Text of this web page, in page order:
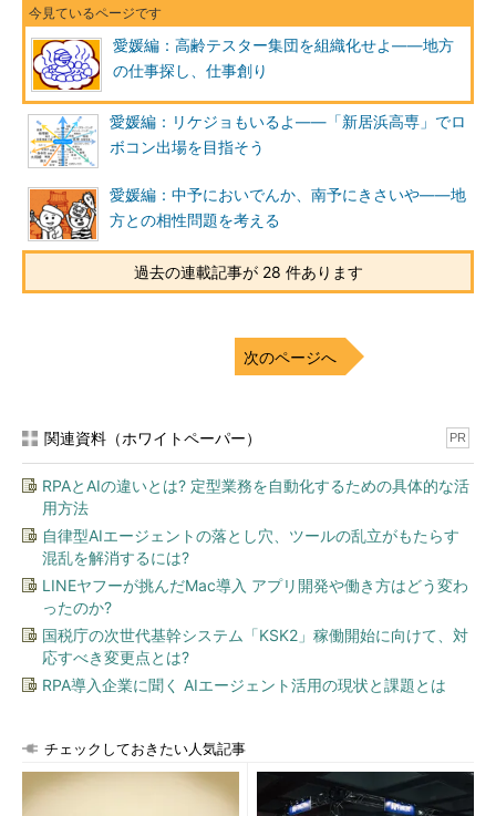
（3）スタートアップ移住（移住先での開業）
移住先で、開業する方法だ。
個人事業から始めて、軌道に乗ったら法人化。全国へ、世界
へ、ビジネス展開できれば、移住は成功だろう。
ふるさと愛媛Uターンセンター/求人企業情報/求人情報 愛
WORKナビ（えひめ若年人材育成推進機構）
愛媛ものづくり企業「スゴ技」データベース（愛媛県経済労働
新居浜ものづくりブランド（新居浜市 産業振興課）※情報サー
シビレ|エンジニアの東京にこだわらない働き方を支援 ※ITエ
ンジニアの求人情報あり
ハローワーク所在地一覧（厚生労働省 愛媛労働局）
今、移住に向いているのは、どのタイプ？
愛媛編：高齢テスター集団を組織化せよ――地方
の仕事探し、仕事創り
愛媛編：リケジョもいるよ――「新居浜高専」でロ
ボコン出場を目指そう
愛媛編：中予においでんか、南予にきさいや――地
方との相性問題を考える
過去の連載記事が 28 件あります
次のページへ
関連資料（ホワイトペーパー） PR
RPAとAIの違いとは? 定型業務を自動化するための具体的な活
用方法
自律型AIエージェントの落とし穴、ツールの乱立がもたらす
混乱を解消するには?
LINEヤフーが挑んだMac導入 アプリ開発や働き方はどう変わ
ったのか?
国税庁の次世代基幹システム「KSK2」稼働開始に向けて、対
応すべき変更点とは?
RPA導入企業に聞く AIエージェント活用の現状と課題とは
チェックしておきたい人気記事